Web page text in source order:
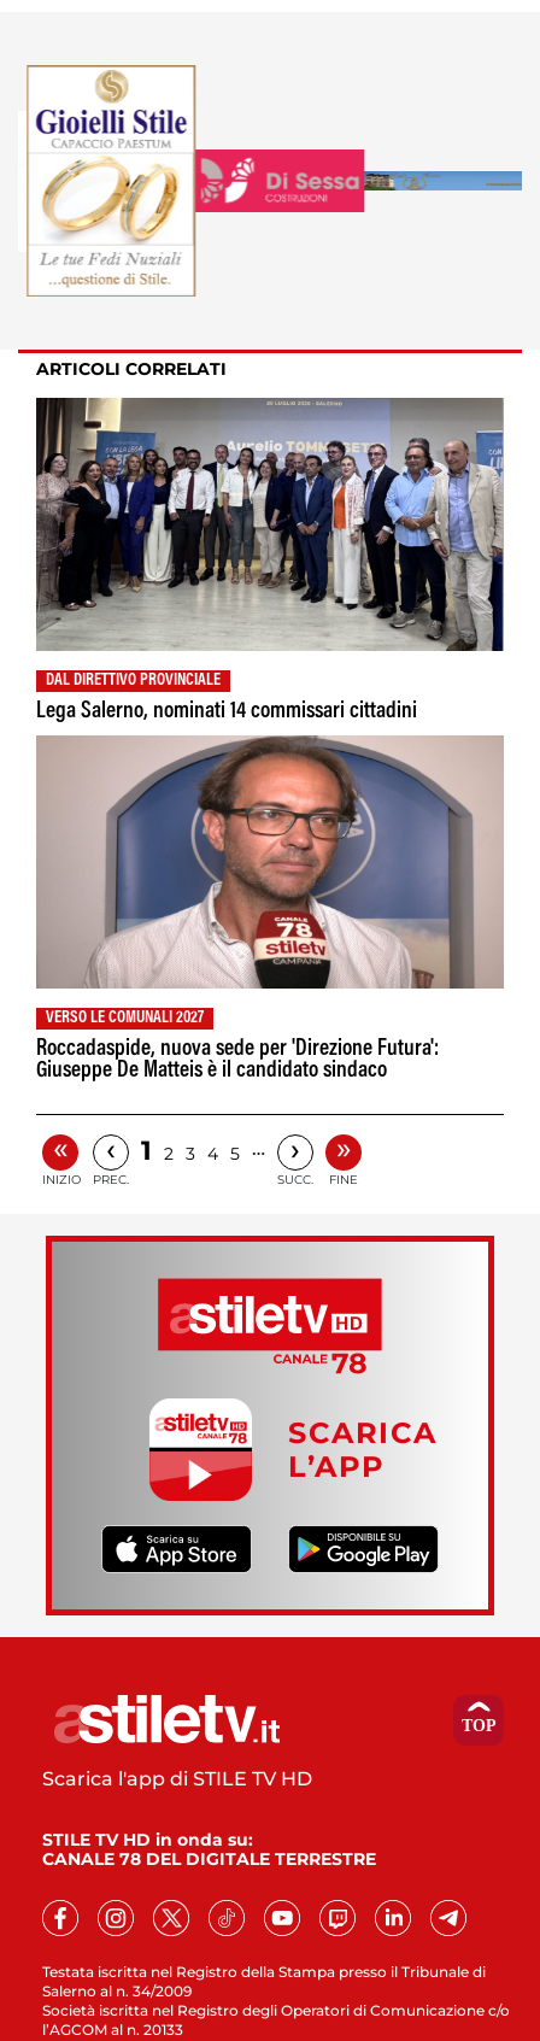
ARTICOLI CORRELATI
DAL DIRETTIVO PROVINCIALE
Lega Salerno, nominati 14 commissari cittadini
VERSO LE COMUNALI 2027
Roccadaspide, nuova sede per 'Direzione Futura':
Giuseppe De Matteis è il candidato sindaco
«
INIZIO
‹
PREC.
1 2 3 4 5 … ›
SUCC.
»
FINE
SCARICA
L’APP
Testata iscritta nel Registro della Stampa presso il Tribunale di
Salerno al n. 34/2009
Società iscritta nel Registro degli Operatori di Comunicazione c/o
l’AGCOM al n. 20133
Scarica l'app di STILE TV HD
STILE TV HD in onda su:
CANALE 78 DEL DIGITALE TERRESTRE